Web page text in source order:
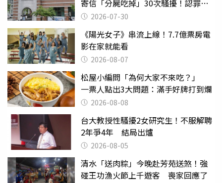
寄信「分屍吃掉」30次騷擾！認罪免
關 2026-07-30
《陽光女子》串流上線！7.7億票房電
影在家就能看
2026-08-07
松屋小編問「為何大家不來吃？」
一票人點出3大問題：滿手好牌打到爛
2026-08-08
台大教授性騷擾2女研究生！不服解聘
2年爭4年 結局出爐
2026-08-05
清水「送肉粽」今晚赴芳苑送煞！強
碰王功漁火節上千遊客 喪家回應了